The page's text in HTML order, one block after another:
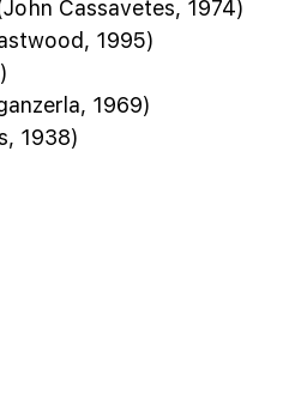
Cassavetes, 1974)
1995)
1969)
1938)